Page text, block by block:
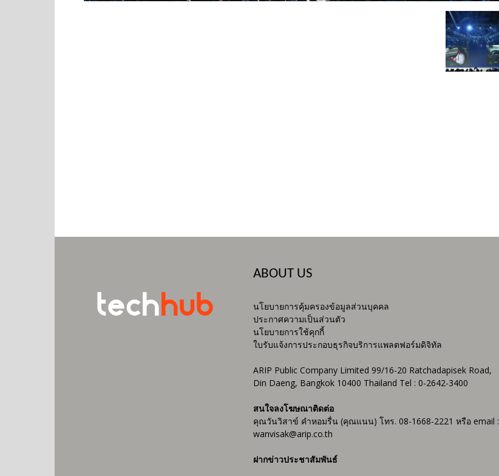
ABOUT US
นโยบายการคุ้มครองข้อมูลส่วนบุคคล
ประกาศความเป็นส่วนตัว
นโยบายการใช้คุกกี้
ใบรับแจ้งการประกอบธุรกิจบริการแพลตฟอร์มดิจิทัล
ARIP Public Company Limited 99/16-20 Ratchadapisek Road,
Din Daeng, Bangkok 10400 Thailand Tel : 0-2642-3400
สนใจลงโฆษณาติดต่อ
คุณวันวิสาข์ คำหอมรื่น (คุณแนน) โทร. 08-1668-2221 หรือ email :
wanvisak@arip.co.th
ฝากข่าวประชาสัมพันธ์